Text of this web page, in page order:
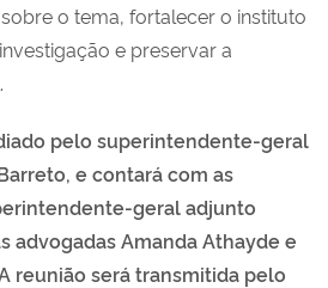
o tema, fortalecer o instituto
e preservar a
pelo superintendente-geral
e contará com as
geral adjunto
advogadas Amanda Athayde e
reunião será transmitida pelo